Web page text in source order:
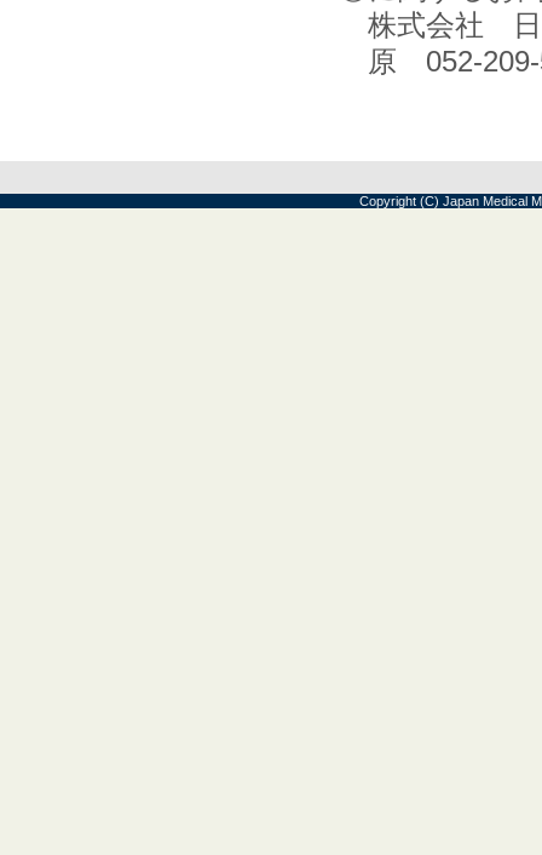
株式会社 日
原 052-209-
Copyright (C) Japan Medical